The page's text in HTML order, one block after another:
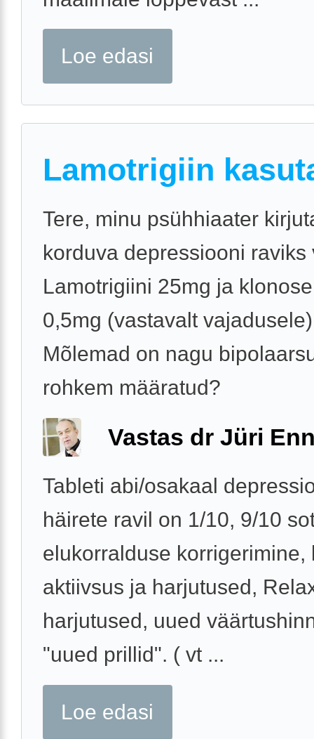
Loe edasi
Lamotrigiin
Tere, minu psühhiaater
korduva depressiooni raviks
Lamotrigiini 25mg ja
0,5mg (vastavalt
Mõlemad on nagu
rohkem määratud?
Vastas dr Jüri
Tableti abi/osakaal
häirete ravil on 1/10, 9/10
elukorralduse korrigerimine,
aktiivsus ja harjutused,
harjutused, uued
"uued prillid". ( vt ...
Loe edasi